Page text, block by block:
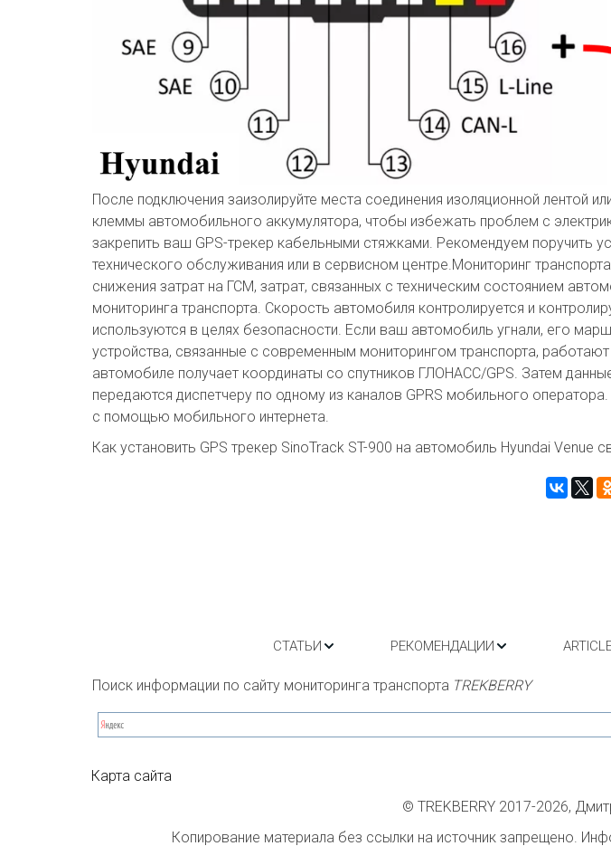
После подключения заизолируйте места соединения изоляционной лентой
клеммы автомобильного аккумулятора, чтобы избежать проблем с
закрепить ваш GPS-трекер кабельными стяжками. Рекомендуем поручить
технического обслуживания или в сервисном центре.Мониторинг
снижения затрат на ГСМ, затрат, связанных с техническим состоянием
мониторинга транспорта. Скорость автомобиля контролируется и
используются в целях безопасности. Если ваш автомобиль угнали, его
устройства, связанные с современным мониторингом транспорта,
автомобиле получает координаты со спутников ГЛОНАСС/GPS. Затем
передаются диспетчеру по одному из каналов GPRS мобильного
с помощью мобильного интернета.
Как установить GPS трекер SinoTrack ST-900 на автомобиль Hyundai Venue
СТАТЬИ РЕКОМЕНДАЦИИ
Поиск информации по сайту мониторинга транспорта TREKBERRY
Карта сайта
© TREKBERRY 2017-2026,
Копирование материала без ссылки на источник запрещено.